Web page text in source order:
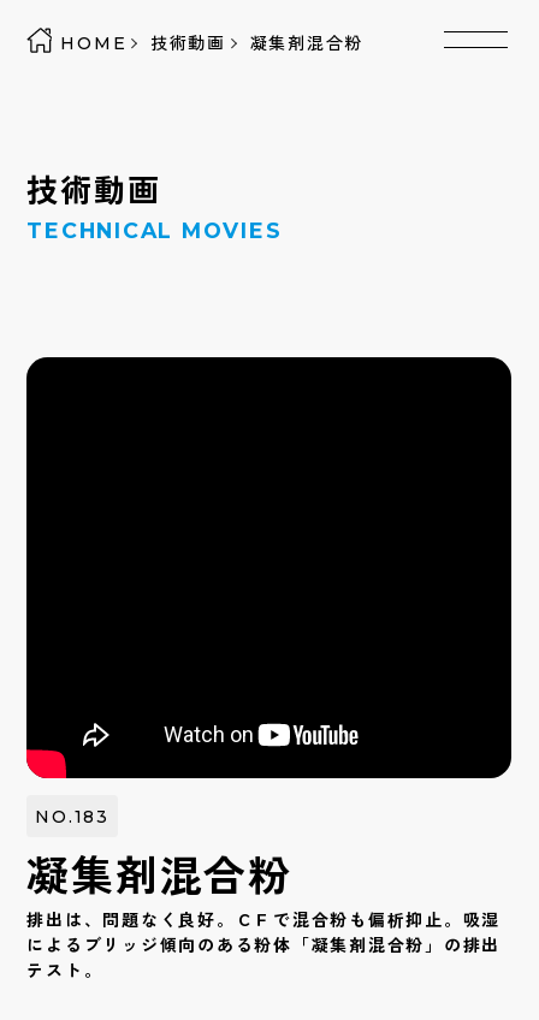
HOME 技術動画 凝集剤混合粉
技術動画
TECHNICAL MOVIES
NO.183
凝集剤混合粉
排出は、問題なく良好。ＣＦで混合粉も偏析抑止。吸湿
によるブリッジ傾向のある粉体「凝集剤混合粉」の排出
テスト。